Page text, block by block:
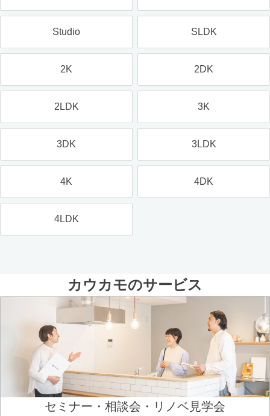
Studio SLDK
2K 2DK
2LDK 3K
3DK 3LDK
4K 4DK
4LDK
カウカモのサービス
セミナー・相談会・リノベ見学会